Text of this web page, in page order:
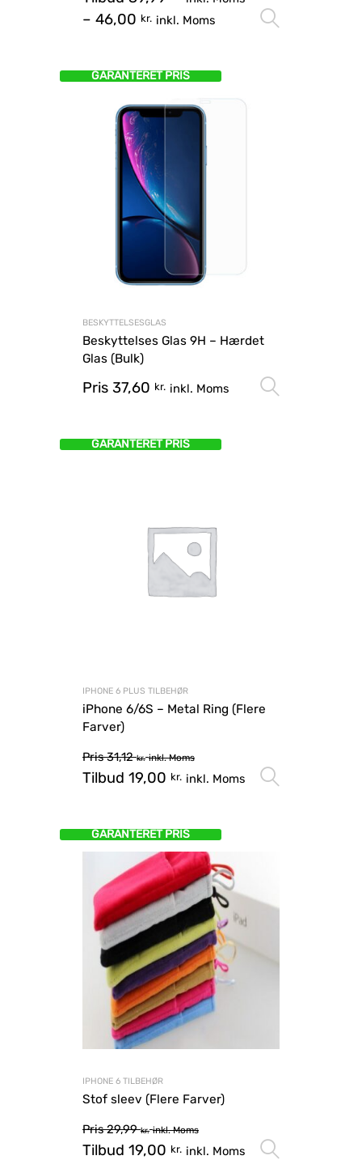
– 46,00 kr. inkl. Moms
GARANTERET PRIS
BESKYTTELSESGLAS
Beskyttelses Glas 9H – Hærdet
Glas (Bulk)
Pris 37,60 kr. inkl. Moms
GARANTERET PRIS
IPHONE 6 PLUS TILBEHØR
iPhone 6/6S – Metal Ring (Flere
Farver)
Pris31,12kr. inkl. Moms
Tilbud 19,00 kr. inkl. Moms
GARANTERET PRIS
IPHONE 6 TILBEHØR
Stof sleev (Flere Farver)
Pris29,99kr. inkl. Moms
Tilbud 19,00 kr. inkl. Moms